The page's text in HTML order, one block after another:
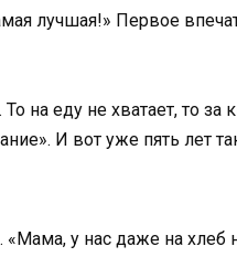
лучшая!» Первое
на еду не хватает, то за
И вот уже пять лет
у нас даже на хлеб